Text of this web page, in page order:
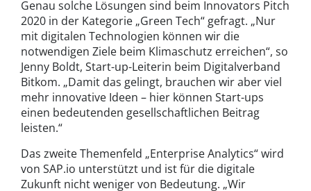
Genau solche Lösungen sind beim Innovators Pitch
2020 in der Kategorie „Green Tech“ gefragt. „Nur
mit digitalen Technologien können wir die
notwendigen Ziele beim Klimaschutz erreichen“, so
Jenny Boldt, Start-up-Leiterin beim Digitalverband
Bitkom. „Damit das gelingt, brauchen wir aber viel
mehr innovative Ideen – hier können Start-ups
einen bedeutenden gesellschaftlichen Beitrag
leisten.“
Das zweite Themenfeld „Enterprise Analytics“ wird
von SAP.io unterstützt und ist für die digitale
Zukunft nicht weniger von Bedeutung. „Wir